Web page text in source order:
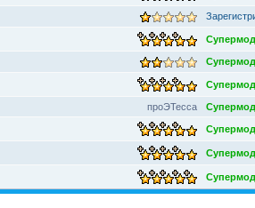
проЭТесса